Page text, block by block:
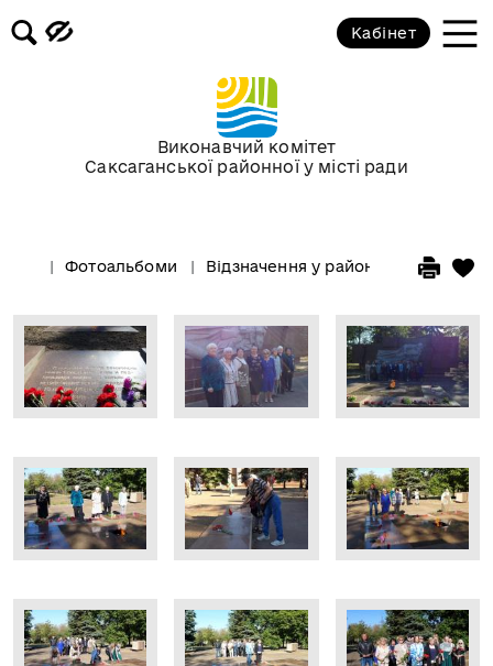
Виконавчий комітет
Саксаганської районної у місті ради
Кабінет
Фотоальбоми Відзначення у районі Дня